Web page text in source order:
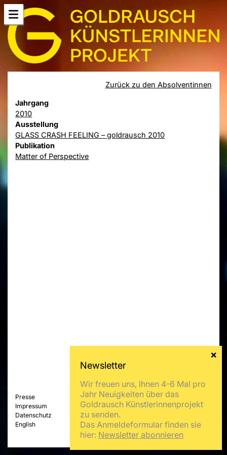
Zurück zu den Absolventinnen
Jahrgang
2010
Ausstellung
GLASS CRASH FEELING – goldrausch 2010
Publikation
Matter of Perspective
Presse
Impressum
Datenschutz
English
Wir freuen uns, Ihnen 4-6 Mal pro
Jahr Neuigkeiten über das
Goldrausch Künstlerinnenprojekt
zu senden.
Das Anmeldeformular finden sie
hier: Newsletter abonnieren